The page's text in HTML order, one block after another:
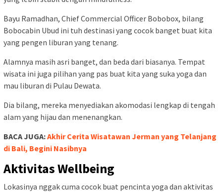
Bayu Ramadhan, Chief Commercial Officer Bobobox, bilang
Bobocabin Ubud ini tuh destinasi yang cocok banget buat kita
yang pengen liburan yang tenang.
Alamnya masih asri banget, dan beda dari biasanya. Tempat
wisata ini juga pilihan yang pas buat kita yang suka yoga dan
mau liburan di Pulau Dewata.
Dia bilang, mereka menyediakan akomodasi lengkap di tengah
alam yang hijau dan menenangkan.
BACA JUGA:Akhir Cerita Wisatawan Jerman yang Telanjang
di Bali, Begini Nasibnya
Aktivitas Wellbeing
Lokasinya nggak cuma cocok buat pencinta yoga dan aktivitas